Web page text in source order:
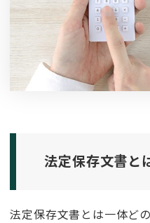
法定保存文書と
法定保存文書とは一体ど